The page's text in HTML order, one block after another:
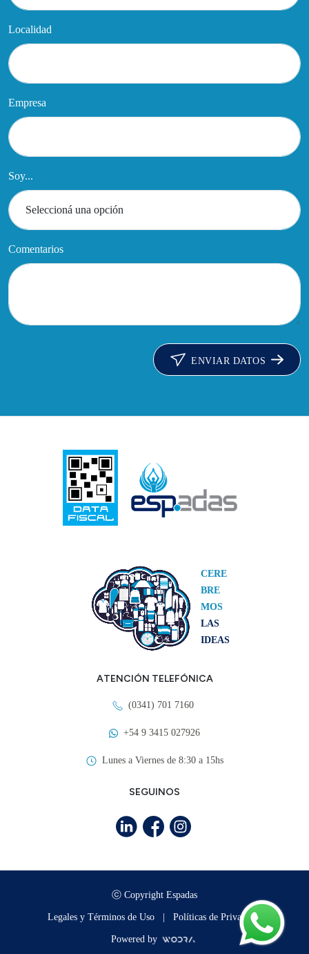
Localidad
Empresa
Soy...
Comentarios
ENVIAR DATOS
CERE
BRE
MOS
LAS
IDEAS
ATENCIÓN TELEFÓNICA
(0341) 701 7160
+54 9 3415 027926
Lunes a Viernes de 8:30 a 15hs
SEGUINOS
ⓒ Copyright Espadas
Legales y Términos de Uso Políticas de Privacidad
Powered by